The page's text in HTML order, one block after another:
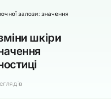
залози: значення
шкіри